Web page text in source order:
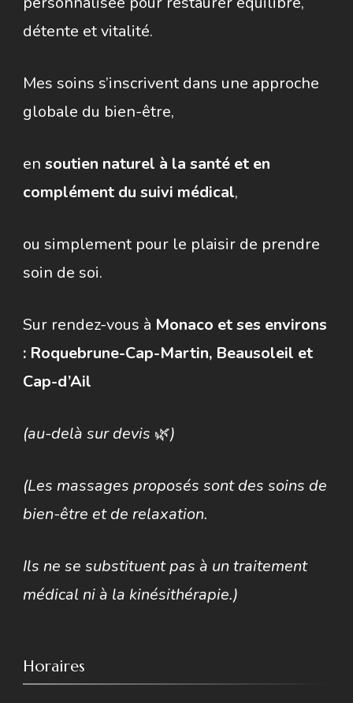
détente et vitalité.
Mes soins s’inscrivent dans une approche
globale du bien-être,
en soutien naturel à la santé et en
complément du suivi médical,
ou simplement pour le plaisir de prendre
soin de soi.
Sur rendez-vous à Monaco et ses environs
: Roquebrune-Cap-Martin, Beausoleil et
Cap-d’Ail
(au-delà sur devis 🌿)
(Les massages proposés sont des soins de
bien-être et de relaxation.
Ils ne se substituent pas à un traitement
médical ni à la kinésithérapie.)
Horaires